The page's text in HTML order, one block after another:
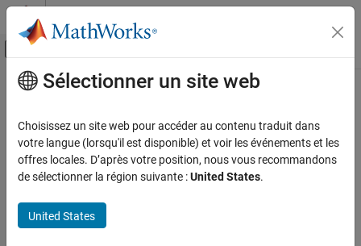
Passer au contenu
Activer/désactiver l'affichage du menu
Accueil de la documentation
Polyspace Bug Finder
Create Your Own Coding Rules and Coding
Standard
Contenu principal
Cpp.AstNodeProperties Class
Namespace:Cpp
Represents the abstract syntax tree nodes of your code
Description
Sélectionner un site web
Choisissez un site web pour accéder au contenu traduit dans
votre langue (lorsqu'il est disponible) et voir les événements et les
offres locales. D’après votre position, nous vous recommandons
de sélectionner la région suivante :United States.
United States